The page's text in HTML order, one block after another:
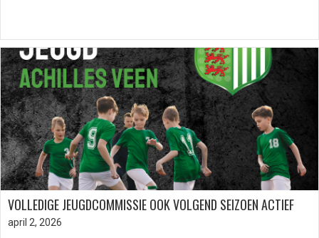
VOLLEDIGE JEUGDCOMMISSIE OOK VOLGEND SEIZOEN ACTIEF
april 2, 2026